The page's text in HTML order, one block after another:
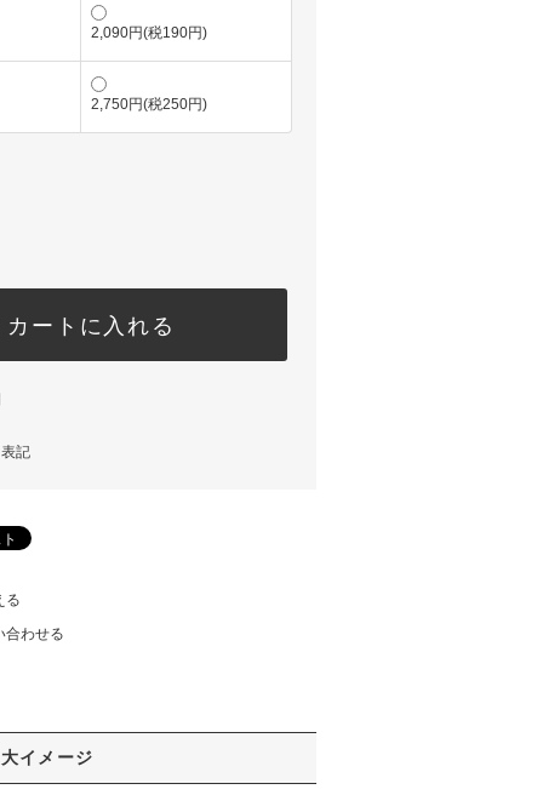
2,090円(税190円)
2,750円(税250円)
カートに入れる
記
る
合わせる
イメージ